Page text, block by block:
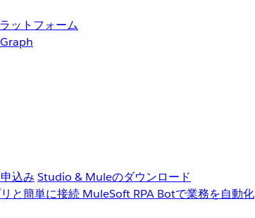
ットフォーム
込み Studio & Muleのダウンロード
と簡単に接続 MuleSoft RPA Botで業務を自動化